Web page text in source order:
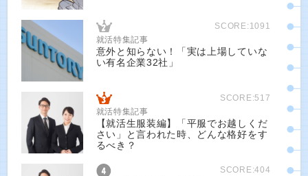
SCORE:1091
就活特集記事
意外と知らない！「実は上場していな
い有名企業32社」
SCORE:517
就活特集記事
【就活生服装編】「平服でお越しくだ
さい」と言われた時、どんな格好をす
るべき？
SCORE:404